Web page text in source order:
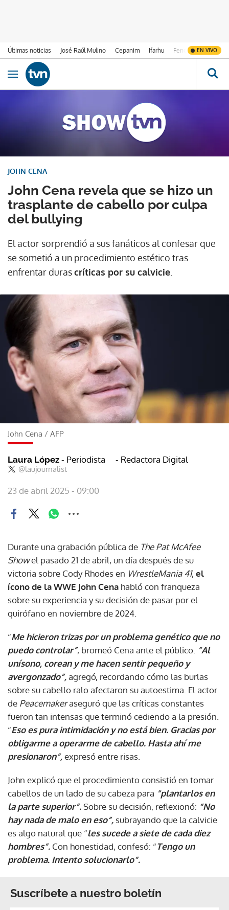
Últimas noticias José Raúl Mulino Cepanim Ifarhu Fenómeno de El
EN VIVO
Ir al contenido
Obrir navegació
John Cena revela que se hizo un
trasplante de cabello por culpa
del bullying
JOHN CENA
El actor sorprendió a sus fanáticos al confesar que
se sometió a un procedimiento estético tras
enfrentar durascríticas por su calvicie
John Cena / AFP
Laura López - Periodista
@laujournalist
- Redactora Digital
23 de abril 2025 - 09:00
Durante una grabación pública de The Pat McAfee
Showel pasado 21 de abril, un día después de su
victoria sobre Cody Rhodes en WrestleMania 41, el
ícono de la WWE John Cena habló con franqueza
sobre su experiencia y su decisión de pasar por el
quirófano en noviembre de 2024.
“Me hicieron trizas por un problema genético que no
puedo controlar”, bromeó Cena ante el público. “Al
unísono, corean y me hacen sentir pequeño y
avergonzado”,agregó, recordando cómo las burlas
sobre su cabello ralo afectaron su autoestima. El actor
de Peacemakeraseguró que las críticas constantes
fueron tan intensas que terminó cediendo a la presión.
“Eso es pura intimidación y no está bien. Gracias por
obligarme a operarme de cabello. Hasta ahí me
presionaron”,expresó entre risas.
John explicó que el procedimiento consistió en tomar
cabellos de un lado de su cabeza para “plantarlos en
la parte superior”.Sobre su decisión, reflexionó: “No
hay nada de malo en eso”, subrayando que la calvicie
es algo natural que “les sucede a siete de cada diez
hombres”. Con honestidad, confesó: “Tengo un
problema. Intento solucionarlo”.
Suscríbete a nuestro boletín